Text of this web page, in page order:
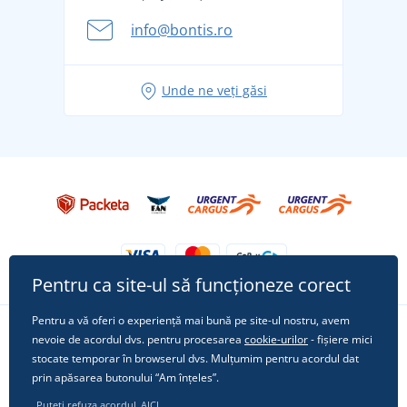
Aventura de vară începe cu bagajul - pregătiți-vă
pentru vacanță fără griji
Tricoul preferat City în rol principal: ținute pentru
info@bontis.ro
Unde ne veți găsi
Urmărește-ne pe rețelele sociale
Pentru ca site-ul să funcționeze corect
Pentru a vă oferi o experiență mai bună pe site-ul nostru, avem
nevoie de acordul dvs. pentru procesarea cookie-urilor- fișiere mici
stocate temporar în browserul dvs. Mulțumim pentru acordul dat
prin apăsarea butonului “Am înțeles”.